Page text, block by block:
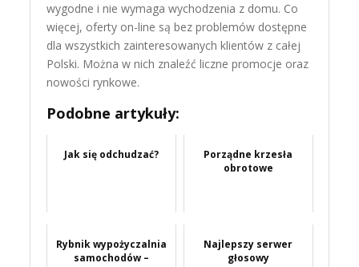
wygodne i nie wymaga wychodzenia z domu. Co
więcej, oferty on-line są bez problemów dostępne
dla wszystkich zainteresowanych klientów z całej
Polski. Można w nich znaleźć liczne promocje oraz
nowości rynkowe.
Podobne artykuły:
Jak się odchudzać?
Porządne krzesła
obrotowe
Rybnik wypożyczalnia
samochodów –
Najlepszy serwer
głosowy